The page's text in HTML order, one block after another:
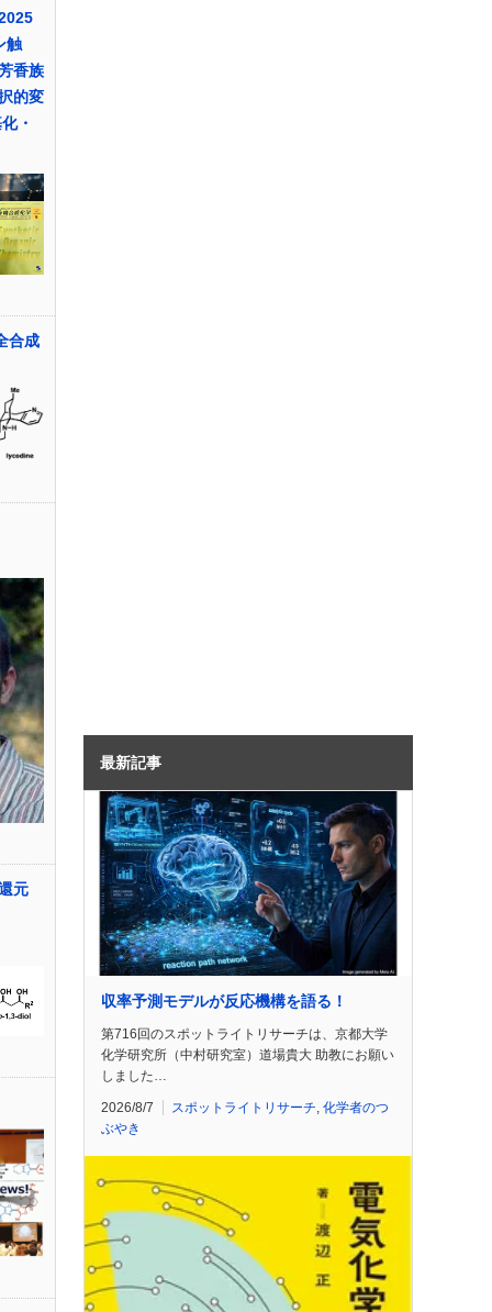
触
香族
的変
・
合成
元
最新記事
収率予測モデルが反応機構を語る！
第716回のスポットライトリサーチは、京都大学
化学研究所（中村研究室）道場貴大 助教にお願い
しました…
2026/8/7 スポットライトリサーチ 化学者のつ
ぶやき